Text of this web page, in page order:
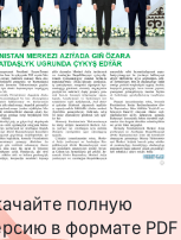
полную
в формате PDF